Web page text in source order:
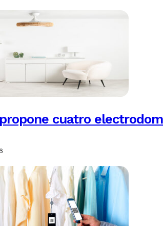
cuatro